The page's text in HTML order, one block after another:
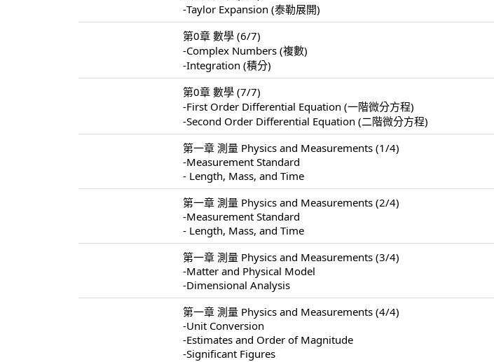
-Taylor Expansion (泰勒展開)
第0章 數學 (6/7)
-Complex Numbers (複數)
-Integration (積分)
第0章 數學 (7/7)
-First Order Differential Equation (一階微分方程)
-Second Order Differential Equation (二階微分方程)
第一章 測量 Physics and Measurements (1/4)
-Measurement Standard
- Length, Mass, and Time
第一章 測量 Physics and Measurements (2/4)
-Measurement Standard
- Length, Mass, and Time
第一章 測量 Physics and Measurements (3/4)
-Matter and Physical Model
-Dimensional Analysis
第一章 測量 Physics and Measurements (4/4)
-Unit Conversion
-Estimates and Order of Magnitude
-Significant Figures